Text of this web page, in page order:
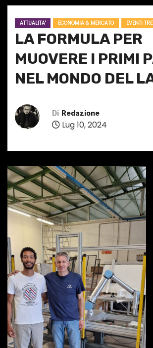
ATTUALITA' ECONOMIA & MERCATO EVENTI
LA FORMULA PER
MUOVERE I PRIMI
NEL MONDO DEL
Di Redazione
Lug 10, 2024